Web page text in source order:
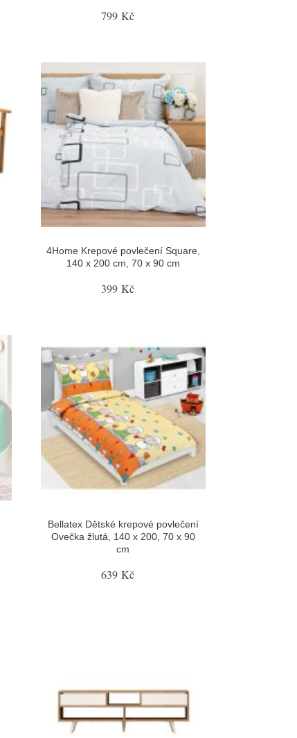
799 Kč
4Home Krepové povlečení Square,
140 x 200 cm, 70 x 90 cm
399 Kč
Bellatex Dětské krepové povlečení
Ovečka žlutá, 140 x 200, 70 x 90
cm
639 Kč